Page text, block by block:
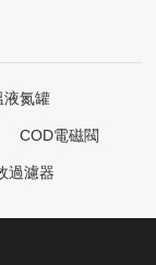
液氮罐
COD電磁閥
過濾器